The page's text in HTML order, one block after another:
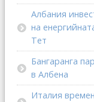
Албания
на
Тет
Бангаранга
в Албена
Италия